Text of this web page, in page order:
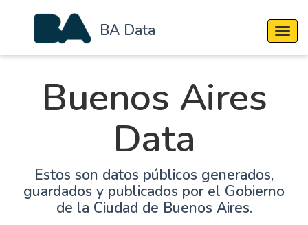
BA Data
Buenos Aires
Data
Estos son datos públicos generados,
guardados y publicados por el Gobierno
de la Ciudad de Buenos Aires.